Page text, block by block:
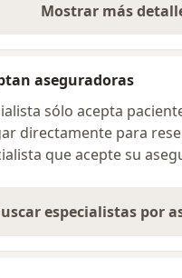
Mostrar mássobre la
aseguradoras
sólo acepta
directamente para
que acepte su
especialistas por